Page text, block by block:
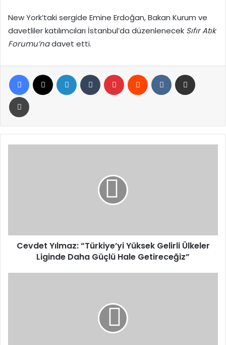
New York’taki sergide Emine Erdoğan, Bakan Kurum ve
davetliler katılımcıları İstanbul’da düzenlenecek Sıfır Atık
Forumu’nadavet etti.
Facebook LinkedIn Tumblr Pinterest Reddit VKontakte
Yazdır
Güçlü
Hale
Getireceğiz”
Cevdet Yılmaz: “Türkiye’yi Yüksek Gelirli Ülkeler
Liginde Daha Güçlü Hale Getireceğiz”